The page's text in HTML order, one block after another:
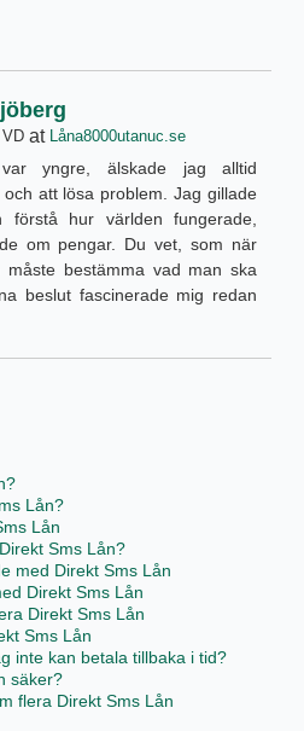
at Låna8000utanuc.se
yngre, älskade jag alltid
och att lösa problem. Jag gillade
hur världen fungerade,
om pengar. Du vet, som när
bestämma vad man ska
beslut fascinerade mig redan
Lån?
Lån
Sms Lån?
med Direkt Sms Lån
Direkt Sms Lån
Direkt Sms Lån
Sms Lån
inte kan betala tillbaka i tid?
säker?
flera Direkt Sms Lån